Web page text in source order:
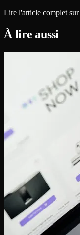
Lire l'article complet sur
À lire aussi